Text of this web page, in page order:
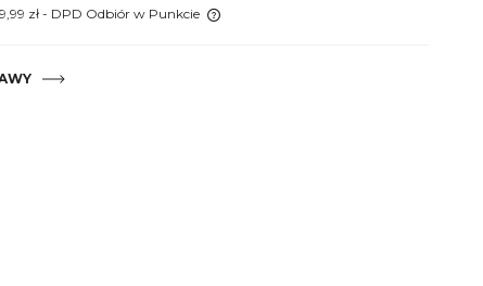
zł - DPD Odbiór w Punkcie
płatności